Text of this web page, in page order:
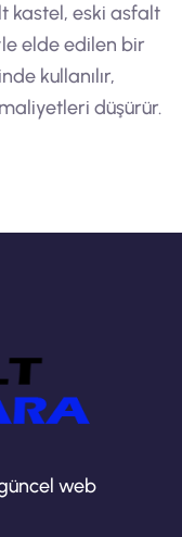
kastel, eski asfalt
elde edilen bir
kullanılır,
düşürür.
web